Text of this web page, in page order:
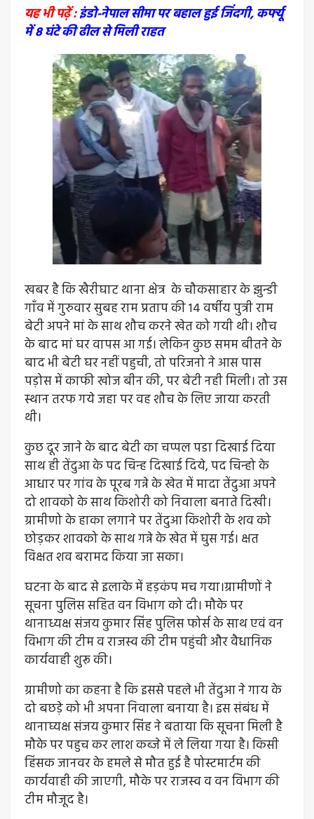
यह भी पढ़ें :इंडो-नेपाल सीमा पर बहाल हुई जिंदगी, कर्फ्यू
में 8 घंटे की ढील से मिली राहत
खबर है कि खैरीघाट थाना क्षेत्र के चौकसाहार के झुन्डी
गाँव में गुरुवार सुबह राम प्रताप की 14 वर्षीय पुत्री राम
बेटी अपने मां के साथ शौच करने खेत को गयी थी। शौच
के बाद मां घर वापस आ गई। लेकिन कुछ समम बीतने के
बाद भी बेटी घर नहीं पहुची, तो परिजनो ने आस पास
पड़ोस में काफी खोज बीन की, पर बेटी नही मिली। तो उस
स्थान तरफ गये जहा पर वह शौच के लिए जाया करती
थी।
कुछ दूर जाने के बाद बेटी का चप्पल पडा दिखाई दिया
साथ ही तेंदुआ के पद चिन्ह दिखाई दिये, पद चिन्हो के
आधार पर गांव के पूरब गन्ने के खेत में मादा तेंदुआ अपने
दो शावको के साथ किशोरी को निवाला बनाते दिखी।
ग्रामीणो के हाका लगाने पर तेंदुआ किशोरी के शव को
छोड़कर शावको के साथ गन्ने के खेत में घुस गई। क्षत
विक्षत शव बरामद किया जा सका।
घटना के बाद से इलाके में हड़कंप मच गया।ग्रामीणों ने
सूचना पुलिस सहित वन विभाग को दी। मौके पर
थानाध्यक्ष संजय कुमार सिंह पुलिस फोर्स के साथ एवं वन
विभाग की टीम व राजस्व की टीम पहुंची और वैधानिक
कार्यवाही शुरू की।
ग्रामीणो का कहना है कि इससे पहले भी तेंदुआ ने गाय के
दो बछड़े को भी अपना निवाला बनाया है। इस संबंध में
थानाघ्यक्ष संजय कुमार सिंह ने बताया कि सूचना मिली है
मौके पर पहुच कर लाश कब्जे में ले लिया गया है। किसी
हिंसक जानवर के हमले से मौत हुई है पोस्टमार्टम की
कार्यवाही की जाएगी, मौके पर राजस्व व वन विभाग की
टीम मौजूद है।